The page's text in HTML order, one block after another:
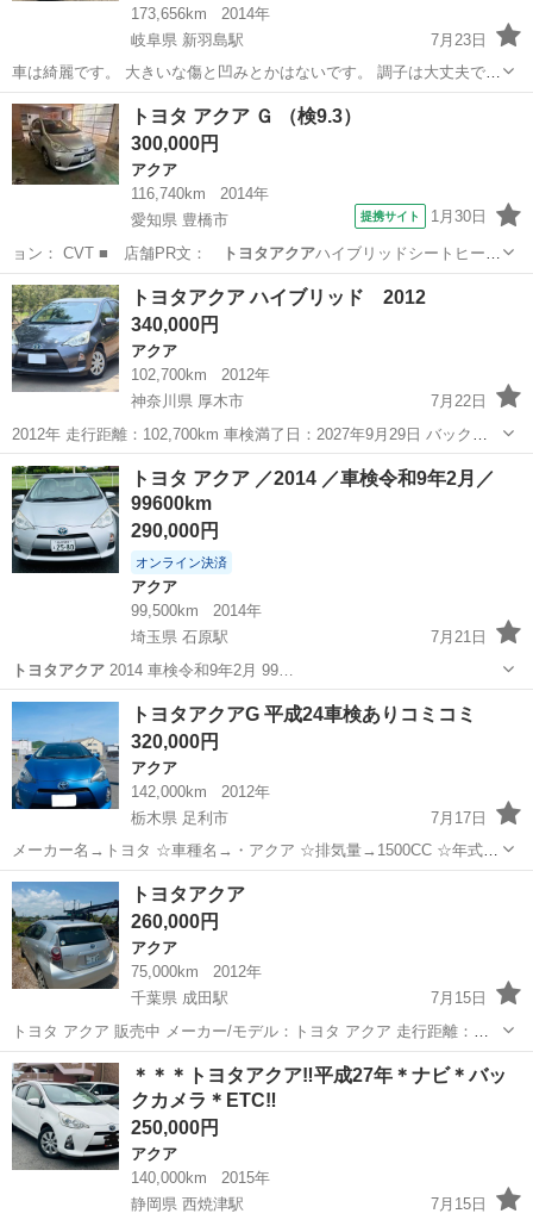
173,656km
2014年
岐阜県 新羽島駅
7月23日
車は綺麗です。 大きいな傷と凹みとかはないです。 調子は大丈夫で
す。 乗って帰れます。
岐阜 安八郡 新羽島駅
トヨタ アクア Ｇ （検9.3）
300,000円
アクア
116,740km
2014年
愛知県 豊橋市
提携サイト 1月30日
ョン： CVT ■ 店舗PR文： トヨタアクアハイブリッドシートヒータ
ークリアラ…
愛知 豊橋市 アクア
トヨタアクア ハイブリッド 2012
340,000円
アクア
102,700km
2012年
神奈川県 厚木市
7月22日
2012年 走行距離：102,700km 車検満了日：2027年9月29日 バックカ
メラ Bluetooth対応 カーナビ テレビ スペアキー プッシュスタート
ETC 禁煙車 ペット乗車歴なし ...
神奈川 厚木市 アクア
トヨタ アクア ／2014 ／車検令和9年2月／
99600km
290,000円
オンライン決済
アクア
99,500km
2014年
埼玉県 石原駅
7月21日
トヨタアクア2014 車検令和9年2月 99…
埼玉 熊谷市 石原駅 アクア
トヨタアクアG 平成24車検ありコミコミ
320,000円
アクア
142,000km
2012年
栃木県 足利市
7月17日
メーカー名→トヨタ ☆車種名→・アクア ☆排気量→1500CC ☆年式
→2012平成24年 ☆グレード→ G ☆走行距離→142000KM ☆カラー→
青 ☆シフト→AT ☆ドア数→5ドア ☆乗車人数→5名 ☆駆動方式
→2W...
栃木 足利市 アクア トヨタアクア
トヨタアクア
260,000円
アクア
75,000km
2012年
千葉県 成田駅
7月15日
トヨタ アクア 販売中 メーカー/モデル：トヨタ アクア 走行距離：
75,000 km（低走行距離） トランスミッション：オートマチック 燃料
タイプ：ハイブリッド ※車検：切れてる 価格：応相談
千葉 成田市 成田駅 アクア トヨタアクア
＊＊＊トヨタアクア‼️平成27年＊ナビ＊バッ
クカメラ＊ETC‼️
250,000円
アクア
140,000km
2015年
静岡県 西焼津駅
7月15日